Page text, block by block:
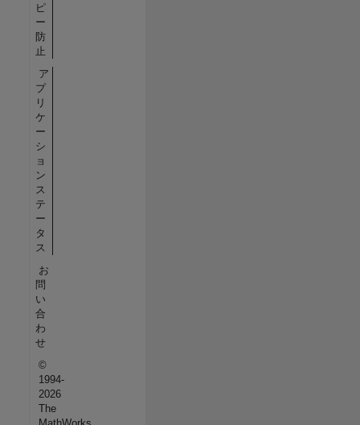
ピ
ー
防
止
ア
プ
リ
ケ
ー
シ
ョ
ン
ス
テ
ー
タ
ス
お
問
い
合
わ
せ
©
1994-
2026
The